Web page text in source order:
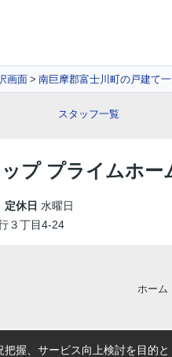
画面 南巨摩郡富士川町の戸建て
スタッフ一覧
プ プライムホー
定休日 水曜日
３丁目4-24
ホーム
握、サービス向上検討を目的